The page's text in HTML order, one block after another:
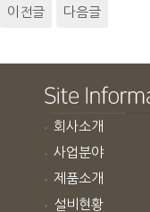
이전글 다음글
회사소개
사업분야
제품소개
설비현황